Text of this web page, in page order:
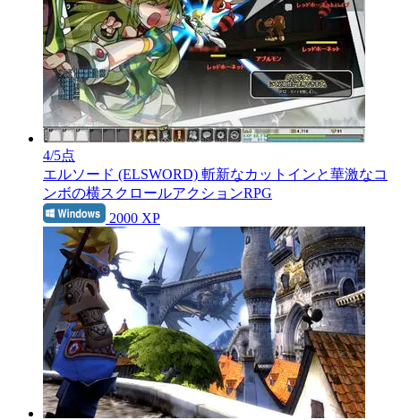
4/5点
エルソード (ELSWORD) 斬新なカットインと華激なコ
ンボの横スクロールアクションRPG
2000 XP